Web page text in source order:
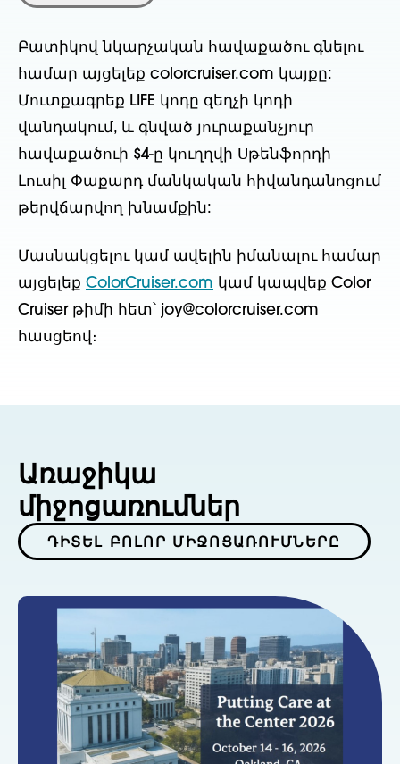
Բատիկով նկարչական հավաքածու գնելու
համար այցելեք colorcruiser.com կայքը:
Մուտքագրեք LIFE կոդը զեղչի կոդի
վանդակում, և գնված յուրաքանչյուր
հավաքածուի $4-ը կուղղվի Սթենֆորդի
Լուսիլ Փաքարդ մանկական հիվանդանոցում
թերվճարվող խնամքին:
Մասնակցելու կամ ավելին իմանալու համար
այցելեք ColorCruiser.com կամ կապվեք Color
Cruiser թիմի հետ՝ joy@colorcruiser.com
հասցեով։
Առաջիկա
միջոցառումներ
ԴԻՏԵԼ ԲՈԼՈՐ ՄԻՋՈՑԱՌՈՒՄՆԵՐԸ